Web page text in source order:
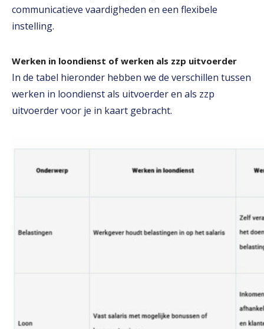
communicatieve vaardigheden en een flexibele
instelling.
Werken in loondienst of werken als zzp uitvoerder
In de tabel hieronder hebben we de verschillen tussen
werken in loondienst als uitvoerder en als zzp
uitvoerder voor je in kaart gebracht.